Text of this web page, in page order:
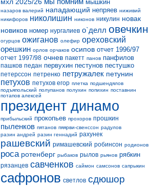
мышкин
назаров валерий нападающий непряев ниживий
никифоров николишин никонов никулин новак
новиков номер нургалиев о`делл овечкин
огурцов ожиганов олефир ореховский
орешкин орлов орчаков осипов отчет 1996/97
отчет 1997/98 очнев пакетт панов панфилов
пашков педан первухин пестунов пестушко
петерссон петренко петружалек петунин
петухов петухов егор плетка подшендялов
подъяпольский полупанов полухин попихин поставнин
потапов алексей
президент динамо
прибыльский прокопьев прохоров прошкин
пыленков пятанов пяярви-свенссон радулов
разин андрей разин геннадий рахунек
рашевский римашевский робинсон родионов
роса ротенберг рыбаков рылов рьянов рябкин
рязанцев савченков саймон самсонов сапрыкин
сафронов светлов сдюшор